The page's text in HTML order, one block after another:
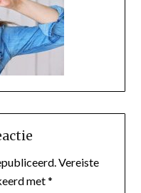
Vereiste
met*